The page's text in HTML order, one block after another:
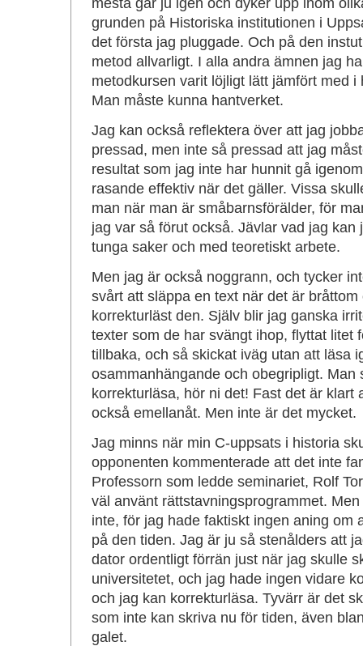
mesta går ju igen och dyker upp inom
grunden på Historiska institutionen i
det första jag pluggade. Och på den
metod allvarligt. I alla andra ämnen jag
metodkursen varit löjligt lätt jämfört med
Man måste kunna hantverket.
Jag kan också reflektera över att jag
pressad, men inte så pressad att jag
resultat som jag inte har hunnit gå
rasande effektiv när det gäller. Vissa
man när man är småbarnsförälder, för
jag var så förut också. Jävlar vad jag kan
tunga saker och med teoretiskt arbete.
Men jag är också noggrann, och tycker
svårt att släppa en text när det är bråttom
korrekturläst den. Själv blir jag ganska
texter som de har svängt ihop, flyttat litet
tillbaka, och så skickat iväg utan att läsa
osammanhängande och obegripligt. Man
korrekturläsa, hör ni det! Fast det är klart
också emellanåt. Men inte är det mycket.
Jag minns när min C-uppsats i historia
opponenten kommenterade att det inte
Professorn som ledde seminariet, Rolf
väl använt rättstavningsprogrammet.
inte, för jag hade faktiskt ingen aning om
på den tiden. Jag är ju så stenålders att
dator ordentligt förrän just när jag skulle
universitetet, och jag hade ingen vidare
och jag kan korrekturläsa. Tyvärr är det
som inte kan skriva nu för tiden, även
galet.